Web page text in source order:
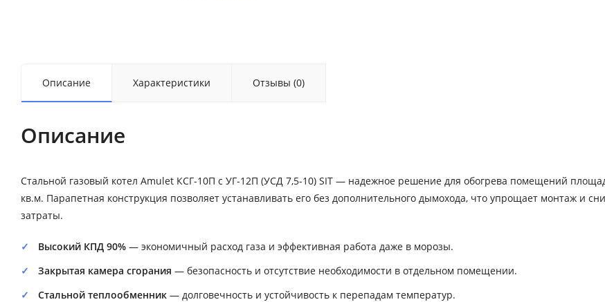
Описание Характеристики Отзывы (0)
Описание
Стальной газовый котел Amulet КСГ-10П с УГ-12П (УСД 7,5-10) SIT — надежное решение для обогрева помещений
кв.м. Парапетная конструкция позволяет устанавливать его без дополнительного дымохода, что упрощает монтаж и
затраты.
Высокий КПД 90% — экономичный расход газа и эффективная работа даже в морозы.
Закрытая камера сгорания — безопасность и отсутствие необходимости в отдельном помещении.
Стальной теплообменник — долговечность и устойчивость к перепадам температур.